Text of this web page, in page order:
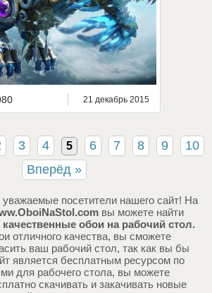
21 декабрь 2015
3 4 5 6 7 8 9
10
Вперёд »
посетители нашего сайт! На
вы можете найти
качественные обои на рабочий стол.
отличного качества, вы сможете
ваш рабочий стол, так как вы бы
является бесплатным ресурсом по
для рабочего стола, вы можете
скачивать и закачивать новые